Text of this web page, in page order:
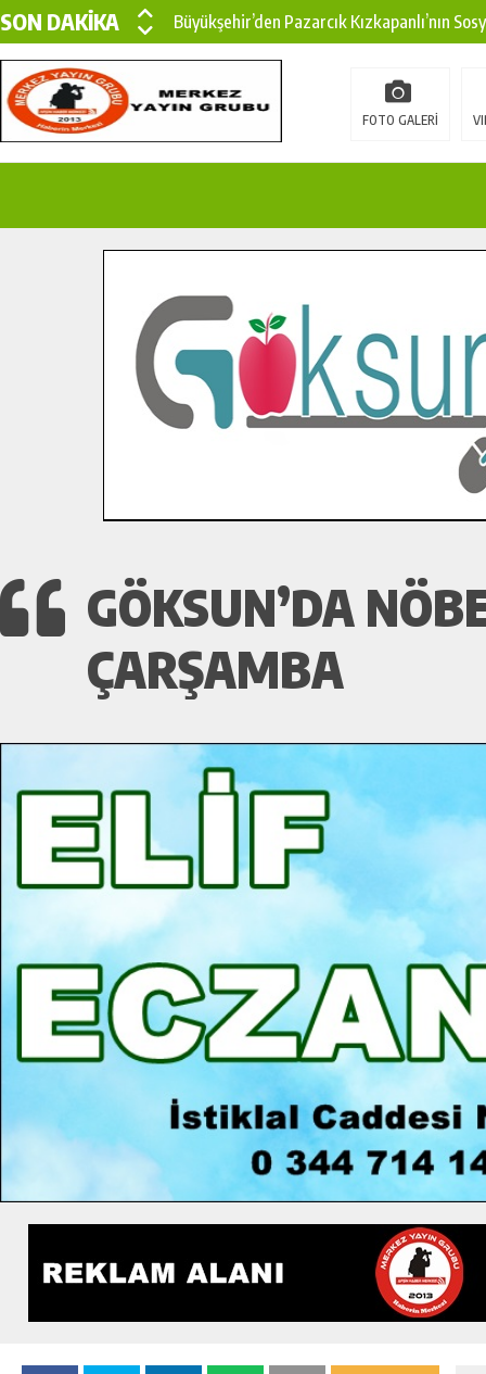
SON DAKİKA
Büyükşehir’den Pazarcık Kızkapanlı’nın
Büyükşehir’den Pazarcık Kırsalına Modern
Çin’den KSÜ’ye Uluslararası Başarı:
İlçe Jandarma Komutanı Karakaya’dan
Bertiz’in Yeni Köprüsünde Sona Doğru.
FOTO GALERİ
GÖKSUN’DA
ÇARŞAMBA